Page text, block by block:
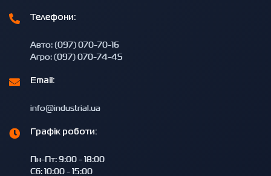
Телефони:
Авто: (097) 070-70-16
Агро: (097) 070-74-45
Email:
info@industrial.ua
Графік роботи:
Пн-Пт: 9:00 - 18:00
Сб: 10:00 - 15:00